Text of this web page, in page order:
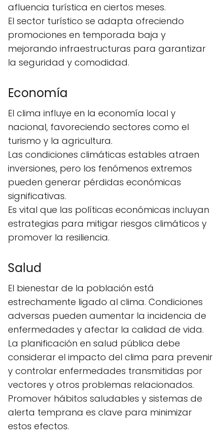
afluencia turística en ciertos meses.
El sector turístico se adapta ofreciendo
promociones en temporada baja y
mejorando infraestructuras para garantizar
la seguridad y comodidad.
Economía
El clima influye en la economía local y
nacional, favoreciendo sectores como el
turismo y la agricultura.
Las condiciones climáticas estables atraen
inversiones, pero los fenómenos extremos
pueden generar pérdidas económicas
significativas.
Es vital que las políticas económicas incluyan
estrategias para mitigar riesgos climáticos y
promover la resiliencia.
Salud
El bienestar de la población está
estrechamente ligado al clima. Condiciones
adversas pueden aumentar la incidencia de
enfermedades y afectar la calidad de vida.
La planificación en salud pública debe
considerar el impacto del clima para prevenir
y controlar enfermedades transmitidas por
vectores y otros problemas relacionados.
Promover hábitos saludables y sistemas de
alerta temprana es clave para minimizar
estos efectos.